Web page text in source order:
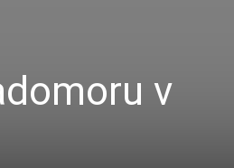
v